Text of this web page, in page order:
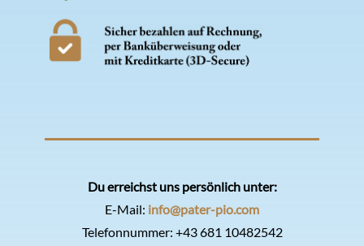
Du erreichst uns persönlich unter:
E-Mail: info@pater-pio.com
Telefonnummer: +43 681 10482542